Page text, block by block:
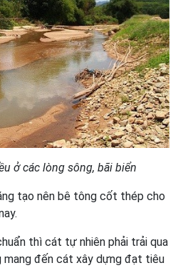
ở các lòng sông, bãi biển
tạo nên bê tông cốt thép cho
thì cát tự nhiên phải trải qua
mang đến cát xây dựng đạt tiêu